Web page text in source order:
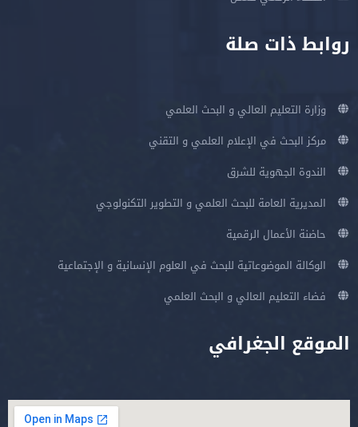
روابط ذات صلة
وزارة التعليم العالي و البحث العلمي
مركز البحث في الإعلام العلمي و التقني
الندوة الجهوية للشرق
المديرية العامة للبحث العلمي و التطوير التكنولوجي
حاضنة الأعمال الرقمية
الوكالة الموضوعاتية للبحث في العلوم الإنسانية و الإجتماعية
فضاء التعليم العالي و البحث العلمي
الموقع الجغرافي